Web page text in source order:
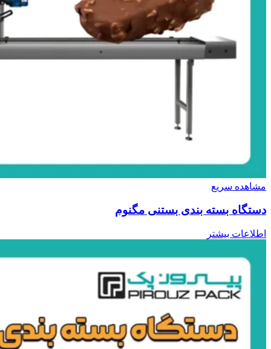
مشاهده سریع
دستگاه بسته بندی بستنی مگنوم
اطلاعات بیشتر